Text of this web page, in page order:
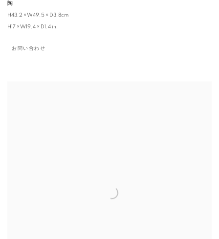
陶
H43.2 × W49.5 × D3.8cm
H17 × W19.4 × D1.4 in.
お問い合わせ